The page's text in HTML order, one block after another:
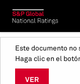
Este documento no
Haga clic en el
VER